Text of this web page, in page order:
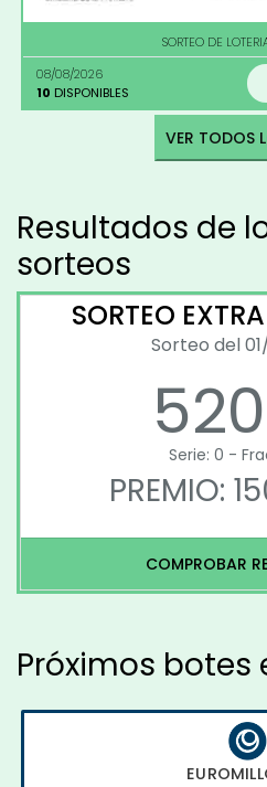
SORTEO DE
08/08/2026
10 DISPONIBLES
Resultados de
sorteos
SORTEO
Sorteo del
Serie: 0 -
PREMIO:
COMPROBAR
Próximos botes